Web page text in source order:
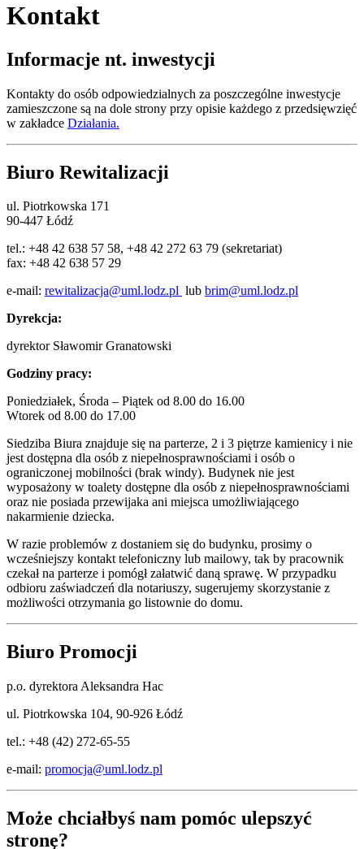
Kontakt
Informacje nt. inwestycji
Kontakty do osób odpowiedzialnych za poszczególne inwestycje
zamieszczone są na dole strony przy opisie każdego z przedsięwzięć
w zakładce Działania.
Biuro Rewitalizacji
ul. Piotrkowska 171
90-447 Łódź
tel.: +48 42 638 57 58, +48 42 272 63 79 (sekretariat)
fax: +48 42 638 57 29
e-mail: rewitalizacja@uml.lodz.pl lub brim@uml.lodz.pl
Dyrekcja:
dyrektor Sławomir Granatowski
Godziny pracy:
Poniedziałek, Środa – Piątek od 8.00 do 16.00
Wtorek od 8.00 do 17.00
Siedziba Biura znajduje się na parterze, 2 i 3 piętrze kamienicy i nie
jest dostępna dla osób z niepełnosprawnościami i osób o
ograniczonej mobilności (brak windy). Budynek nie jest
wyposażony w toalety dostępne dla osób z niepełnosprawnościami
oraz nie posiada przewijaka ani miejsca umożliwiającego
nakarmienie dziecka.
W razie problemów z dostaniem się do budynku, prosimy o
wcześniejszy kontakt telefoniczny lub mailowy, tak by pracownik
czekał na parterze i pomógł załatwić daną sprawę. W przypadku
odbioru zaświadczeń dla notariuszy, sugerujemy skorzystanie z
możliwości otrzymania go listownie do domu.
Biuro Promocji
p.o. dyrektora Aleksandra Hac
ul. Piotrkowska 104, 90-926 Łódź
tel.: +48 (42) 272-65-55
e-mail: promocja@uml.lodz.pl
Może chciałbyś nam pomóc ulepszyć
stronę?